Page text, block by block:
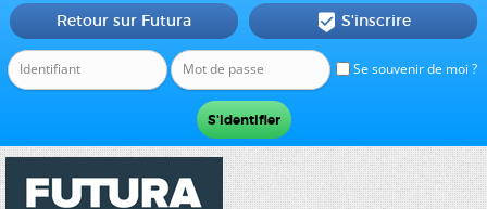
Se souvenir de moi ?
Retour sur Futura  S'inscrire